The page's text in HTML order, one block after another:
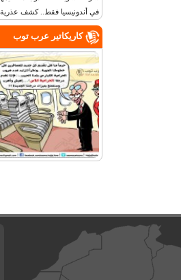
في أندونيسيا فقط.. كشف عذرية
كاريكاتير عرب توب